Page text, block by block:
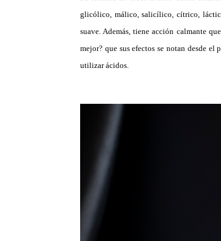
glicólico, málico, salicílico, cítrico,
suave. Además, tiene acción calmante
mejor? que sus efectos se notan desde
utilizar ácidos.